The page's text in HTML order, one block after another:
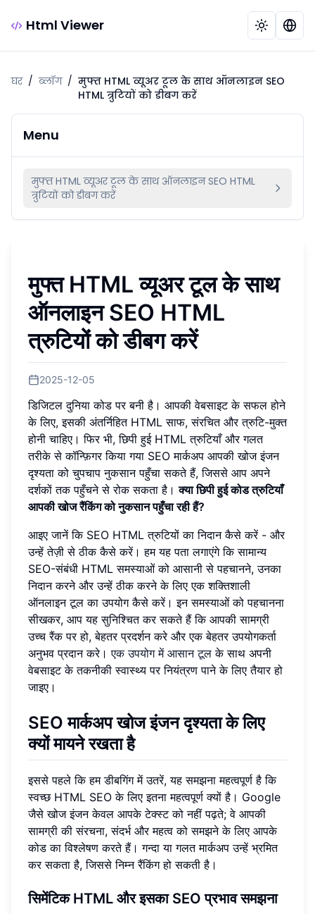
Html Viewer
घर / ब्लॉग / मुफ्त HTML व्यूअर टूल के साथ ऑनलाइन SEO
HTML त्रुटियों को डीबग करें
Menu
मुफ्त HTML व्यूअर टूल के साथ ऑनलाइन SEO HTML
त्रुटियों को डीबग करें
मुफ्त HTML व्यूअर टूल के साथ
ऑनलाइन SEO HTML
त्रुटियों को डीबग करें
2025-12-05
डिजिटल दुनिया कोड पर बनी है। आपकी वेबसाइट के सफल होने
के लिए, इसकी अंतर्निहित HTML साफ, संरचित और त्रुटि-मुक्त
होनी चाहिए। फिर भी, छिपी हुई HTML त्रुटियाँ और गलत
तरीके से कॉन्फ़िगर किया गया SEO मार्कअप आपकी खोज इंजन
दृश्यता को चुपचाप नुकसान पहुँचा सकते हैं, जिससे आप अपने
दर्शकों तक पहुँचने से रोक सकता है।क्या छिपी हुई कोड त्रुटियाँ
आपकी खोज रैंकिंग को नुकसान पहुँचा रही हैं?
आइए जानें कि SEO HTML त्रुटियों का निदान कैसे करें - और
उन्हें तेज़ी से ठीक कैसे करें। हम यह पता लगाएंगे कि सामान्य
SEO-संबंधी HTML समस्याओं को आसानी से पहचानने, उनका
निदान करने और उन्हें ठीक करने के लिए एक शक्तिशाली
ऑनलाइन टूल का उपयोग कैसे करें। इन समस्याओं को पहचानना
सीखकर, आप यह सुनिश्चित कर सकते हैं कि आपकी सामग्री
उच्च रैंक पर हो, बेहतर प्रदर्शन करे और एक बेहतर उपयोगकर्ता
अनुभव प्रदान करे।एक उपयोग में आसान टूल के साथ अपनी
वेबसाइट के तकनीकी स्वास्थ्य पर नियंत्रण पाने के लिए तैयार हो
जाइए।
SEO मार्कअप खोज इंजन दृश्यता के लिए
क्यों मायने रखता है
इससे पहले कि हम डीबगिंग में उतरें, यह समझना महत्वपूर्ण है कि
स्वच्छ HTML SEO के लिए इतना महत्वपूर्ण क्यों है। Google
जैसे खोज इंजन केवल आपके टेक्स्ट को नहीं पढ़ते; वे आपकी
सामग्री की संरचना, संदर्भ और महत्व को समझने के लिए आपके
कोड का विश्लेषण करते हैं। गन्दा या गलत मार्कअप उन्हें भ्रमित
कर सकता है, जिससे निम्न रैंकिंग हो सकती है।
सिमेंटिक HTML और इसका SEO प्रभाव समझना